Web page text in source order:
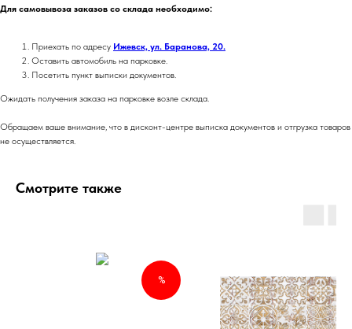
Для самовывоза заказов со склада необходимо:
Приехать по адресу Ижевск, ул. Баранова, 20.
Оставить автомобиль на парковке.
Посетить пункт выписки документов.
Ожидать получения заказа на парковке возле склада.
Обращаем ваше внимание, что в дисконт-центре выписка документов и отгрузка товаров
не осуществляется.
Смотрите также
%